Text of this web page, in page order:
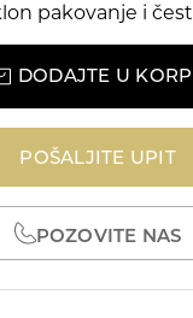
pakovanje i
DODAJTE U
POŠALJITE UPIT
POZOVITE NAS